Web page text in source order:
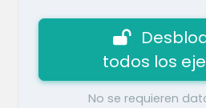
todos los
No se requieren